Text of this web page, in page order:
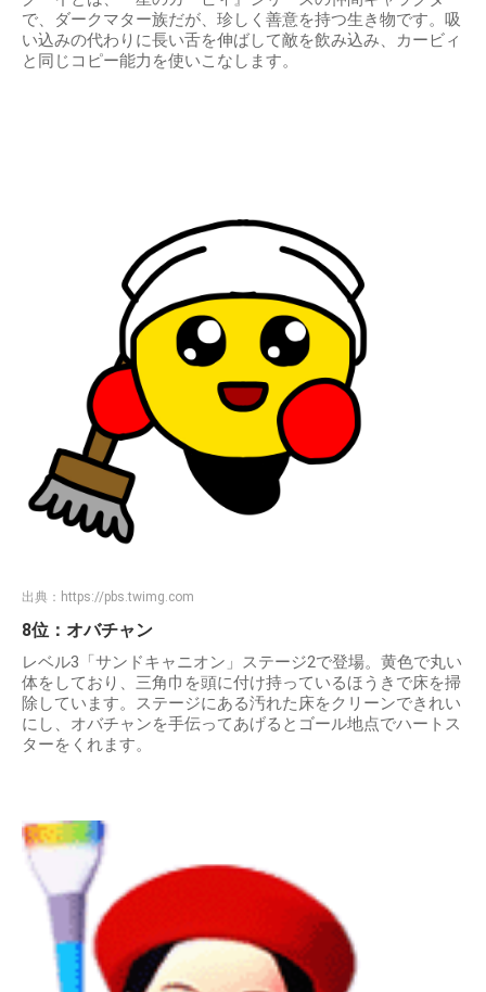
で、ダークマター族だが、珍しく善意を持つ生き物です。吸
い込みの代わりに長い舌を伸ばして敵を飲み込み、カービィ
と同じコピー能力を使いこなします。
出典： https://pbs.twimg.com
8位：オバチャン
レベル3「サンドキャニオン」ステージ2で登場。黄色で丸い
体をしており、三角巾を頭に付け持っているほうきで床を掃
除しています。ステージにある汚れた床をクリーンできれい
にし、オバチャンを手伝ってあげるとゴール地点でハートス
ターをくれます。